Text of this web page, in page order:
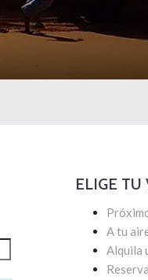
ELIGE TU
A tu
Alquila